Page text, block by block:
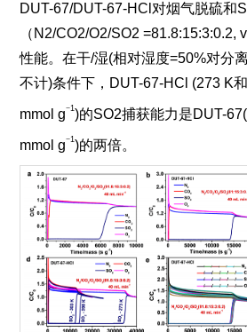
DUT-67/DUT-67-HCl 对烟气脱硫和
（ N2/CO2/O2/SO2 =81.8:15:3:0.2,
性能。在干/湿(相对湿度=50%对分
不计)条件下， DUT-67-HCl (273 K和
mmol g−1)的SO2捕获能力是DUT-
mmol g−1)的两倍。